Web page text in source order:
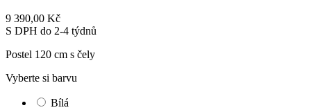
9 390,00 Kč
S DPH do 2-4 týdnů
Postel 120 cm s čely
Vyberte si barvu
Bílá